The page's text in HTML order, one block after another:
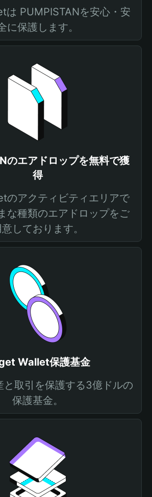
は PUMPISTANを安心・安
に保護します。
のエアドロップを無料で獲
得
のアクティビティエリアで
な種類のエアドロップをご
意しております。
Wallet保護基金
と取引を保護する3億ドルの
保護基金。